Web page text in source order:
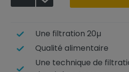
Une filtration 20µ
Qualité alimentaire
Une technique de